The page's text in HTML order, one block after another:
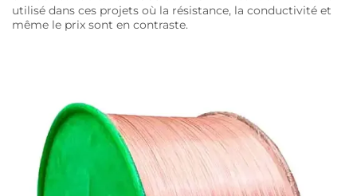
utilisé dans ces projets où la résistance, la conductivité et
même le prix sont en contraste.